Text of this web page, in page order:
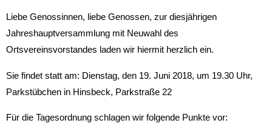
Liebe Genossinnen, liebe Genossen, zur diesjährigen
Jahreshauptversammlung mit Neuwahl des
Ortsvereinsvorstandes laden wir hiermit herzlich ein.
Sie findet statt am: Dienstag, den 19. Juni 2018, um 19.30 Uhr,
Parkstübchen in Hinsbeck, Parkstraße 22
Für die Tagesordnung schlagen wir folgende Punkte vor: